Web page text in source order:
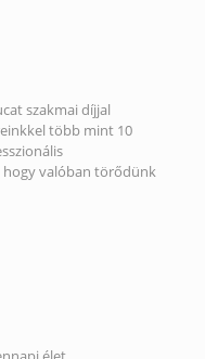
szakmai díjjal
több mint 10
hogy valóban törődünk